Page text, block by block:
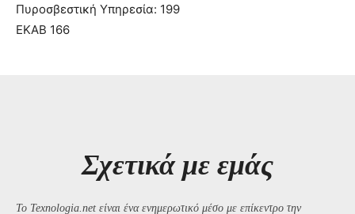
Πυροσβεστική Υπηρεσία: 199
ΕΚΑΒ 166
Σχετικά με εμάς
Το Texnologia.net είναι ένα ενημερωτικό μέσο με επίκεντρο την